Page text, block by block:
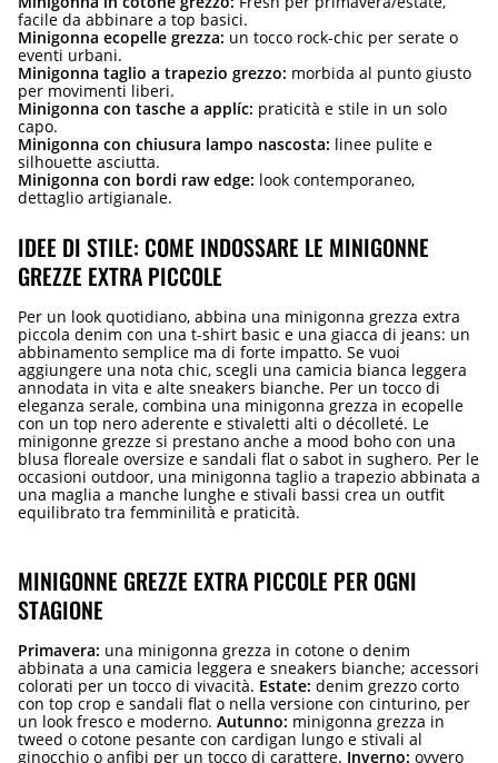
facile da abbinare a top basici.
Minigonna ecopelle grezza: un tocco rock-chic per serate o
eventi urbani.
Minigonna taglio a trapezio grezzo: morbida al punto giusto
per movimenti liberi.
Minigonna con tasche a applíc: praticità e stile in un solo
capo.
Minigonna con chiusura lampo nascosta: linee pulite e
silhouette asciutta.
Minigonna con bordi raw edge: look contemporaneo,
dettaglio artigianale.
IDEE DI STILE: COME INDOSSARE LE MINIGONNE
GREZZE EXTRA PICCOLE
Per un look quotidiano, abbina una minigonna grezza extra
piccola denim con una t-shirt basic e una giacca di jeans: un
abbinamento semplice ma di forte impatto. Se vuoi
aggiungere una nota chic, scegli una camicia bianca leggera
annodata in vita e alte sneakers bianche. Per un tocco di
eleganza serale, combina una minigonna grezza in ecopelle
con un top nero aderente e stivaletti alti o décolleté. Le
minigonne grezze si prestano anche a mood boho con una
blusa floreale oversize e sandali flat o sabot in sughero. Per le
occasioni outdoor, una minigonna taglio a trapezio abbinata a
una maglia a manche lunghe e stivali bassi crea un outfit
equilibrato tra femminilità e praticità.
MINIGONNE GREZZE EXTRA PICCOLE PER OGNI
STAGIONE
Primavera: una minigonna grezza in cotone o denim
abbinata a una camicia leggera e sneakers bianche; accessori
colorati per un tocco di vivacità. Estate: denim grezzo corto
con top crop e sandali flat o nella versione con cinturino, per
un look fresco e moderno. Autunno: minigonna grezza in
tweed o cotone pesante con cardigan lungo e stivali al
ginocchio o anfibi per un tocco di carattere. Inverno: ovvero